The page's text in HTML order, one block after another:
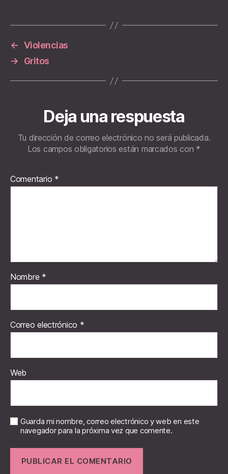
← Violencias
→
Gritos
Deja una respuesta
Tu dirección de correo electrónico no será publicada.
Los campos obligatorios están marcados con *
Comentario *
Nombre *
Correo electrónico *
Web
Guarda mi nombre, correo electrónico y web en este
navegador para la próxima vez que comente.